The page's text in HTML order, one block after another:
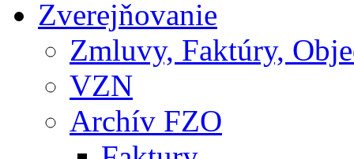
Zverejňovanie
Zmluvy, Faktúry,
VZN
Archív FZO